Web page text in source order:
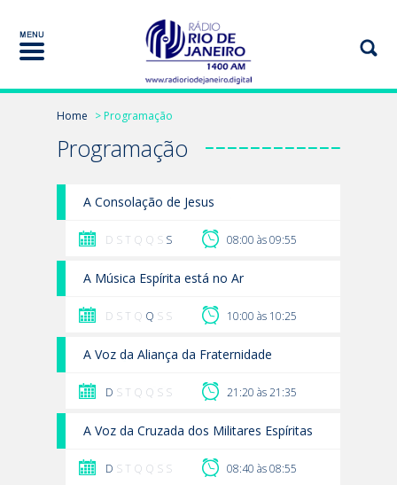
Home > Programação
Programação
A Consolação de Jesus
D S T Q Q S S 08:00 às 09:55
A Música Espírita está no Ar
D S T Q Q S S 10:00 às 10:25
A Voz da Aliança da Fraternidade
D S T Q Q S S 21:20 às 21:35
A Voz da Cruzada dos Militares Espíritas
D S T Q Q S S 08:40 às 08:55